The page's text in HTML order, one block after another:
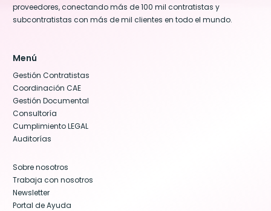
proveedores, conectando más de 100 mil contratistas y
subcontratistas con más de mil clientes en todo el mundo.
Menú
Gestión Contratistas
Coordinación CAE
Gestión Documental
Consultoría
Cumplimiento LEGAL
Auditorías
Sobre nosotros
Trabaja con nosotros
Newsletter
Portal de Ayuda